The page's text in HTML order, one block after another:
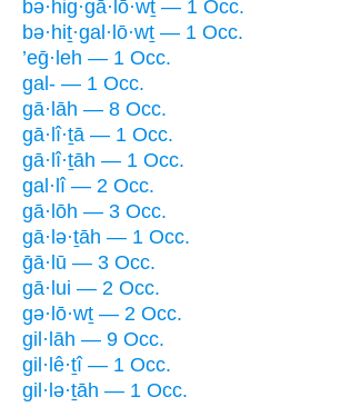
bə·hig·gā·lō·wṯ — 1 Occ.
bə·hiṯ·gal·lō·wṯ — 1 Occ.
’eḡ·leh — 1 Occ.
gal- — 1 Occ.
gā·lāh — 8 Occ.
gā·lî·ṯā — 1 Occ.
gā·lî·ṯāh — 1 Occ.
gal·lî — 2 Occ.
gā·lōh — 3 Occ.
gā·lə·ṯāh — 1 Occ.
ḡā·lū — 3 Occ.
gā·lui — 2 Occ.
gə·lō·wṯ — 2 Occ.
gil·lāh — 9 Occ.
gil·lê·ṯî — 1 Occ.
gil·lə·ṯāh — 1 Occ.